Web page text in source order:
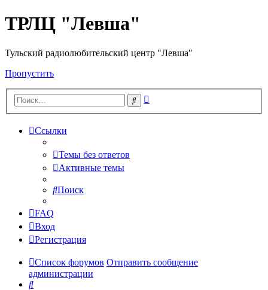
ТРЛЦ "Левша"
Тульский радиолюбительский центр "Левша"
Пропустить
Поиск
Ссылки
Темы без ответов
Активные темы
Поиск
FAQ
Вход
Регистрация
Список форумов Отправить сообщение
администрации
Поиск